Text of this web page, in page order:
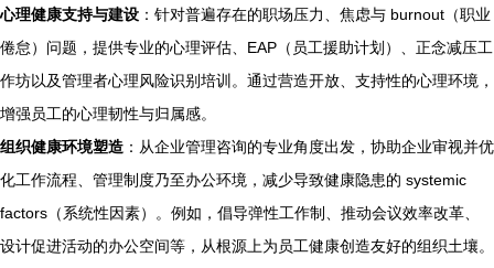
心理健康支持与建设 ：针对普遍存在的职场压力、焦虑与 burnout（职业
倦怠）问题，提供专业的心理评估、EAP（员工援助计划）、正念减压工
作坊以及管理者心理风险识别培训。通过营造开放、支持性的心理环境，
增强员工的心理韧性与归属感。
组织健康环境塑造 ：从企业管理咨询的专业角度出发，协助企业审视并优
化工作流程、管理制度乃至办公环境，减少导致健康隐患的 systemic
factors（系统性因素）。例如，倡导弹性工作制、推动会议效率改革、
设计促进活动的办公空间等，从根源上为员工健康创造友好的组织土壤。